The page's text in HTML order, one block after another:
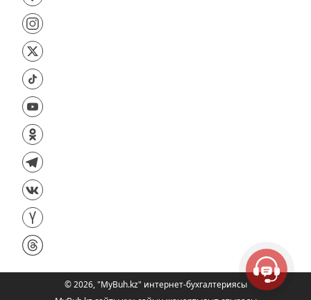
©2026,"MyBuh.kz" интернет-бухгалтериясы